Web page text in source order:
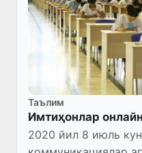
Таълим
Имтиҳонлар
2020 йил 8 июль